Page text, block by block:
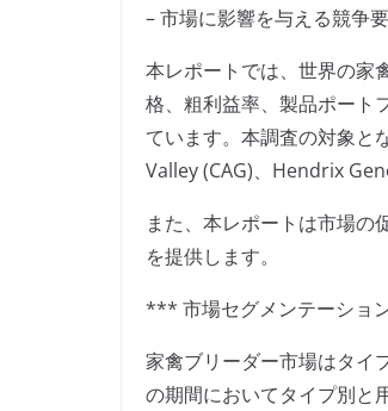
– 市場に影響を与える競争
本レポートでは、世界の家
格、粗利益率、製品ポート
ています。本調査の対象
Valley (CAG)、Hendrix
また、本レポートは市場の
を提供します。
*** 市場セグメンテーショ
家禽ブリーダー市場はタイ
の期間においてタイプ別と